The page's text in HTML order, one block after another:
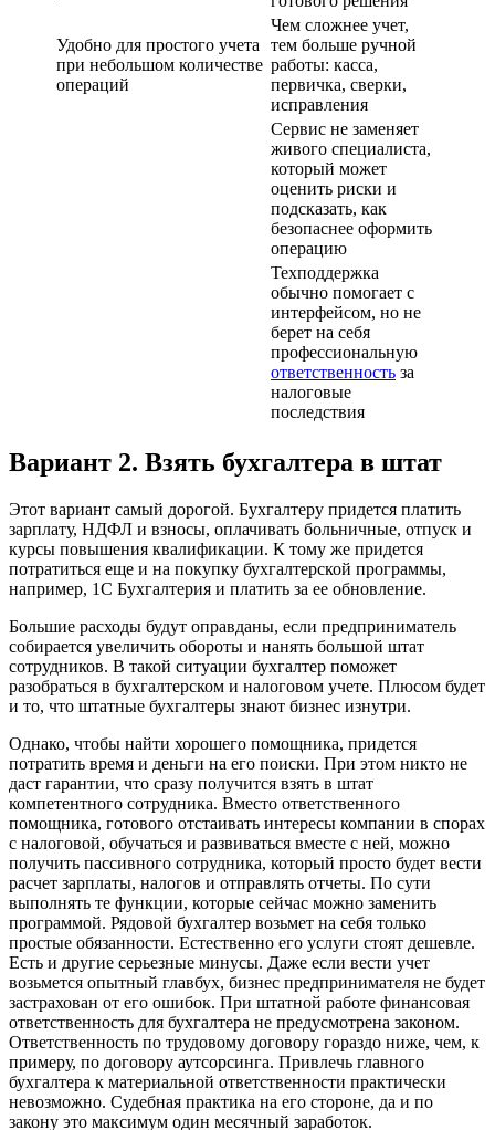
Удобно для простого учета
при небольшом количестве
операций
Чем сложнее учет,
тем больше ручной
работы: касса,
первичка, сверки,
исправления
Сервис не заменяет
живого специалиста,
который может
оценить риски и
подсказать, как
безопаснее оформить
операцию
Техподдержка
обычно помогает с
интерфейсом, но не
берет на себя
профессиональную
ответственность за
налоговые
последствия
Вариант 2. Взять бухгалтера в штат
Этот вариант самый дорогой. Бухгалтеру придется платить
зарплату, НДФЛ и взносы, оплачивать больничные, отпуск и
курсы повышения квалификации. К тому же придется
потратиться еще и на покупку бухгалтерской программы,
например, 1С Бухгалтерия и платить за ее обновление.
Большие расходы будут оправданы, если предприниматель
собирается увеличить обороты и нанять большой штат
сотрудников. В такой ситуации бухгалтер поможет
разобраться в бухгалтерском и налоговом учете. Плюсом будет
и то, что штатные бухгалтеры знают бизнес изнутри.
Однако, чтобы найти хорошего помощника, придется
потратить время и деньги на его поиски. При этом никто не
даст гарантии, что сразу получится взять в штат
компетентного сотрудника. Вместо ответственного
помощника, готового отстаивать интересы компании в спорах
с налоговой, обучаться и развиваться вместе с ней, можно
получить пассивного сотрудника, который просто будет вести
расчет зарплаты, налогов и отправлять отчеты. По сути
выполнять те функции, которые сейчас можно заменить
программой. Рядовой бухгалтер возьмет на себя только
простые обязанности. Естественно его услуги стоят дешевле.
Есть и другие серьезные минусы. Даже если вести учет
возьмется опытный главбух, бизнес предпринимателя не будет
застрахован от его ошибок. При штатной работе финансовая
ответственность для бухгалтера не предусмотрена законом.
Ответственность по трудовому договору гораздо ниже, чем, к
примеру, по договору аутсорсинга. Привлечь главного
бухгалтера к материальной ответственности практически
невозможно. Судебная практика на его стороне, да и по
закону это максимум один месячный заработок.